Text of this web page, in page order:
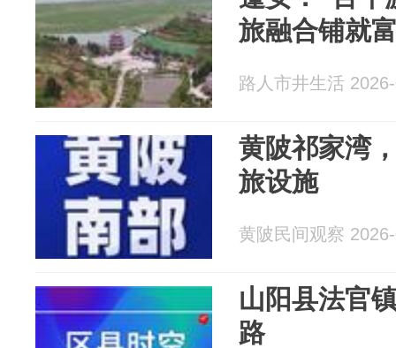
旅融合铺就
路人市井生活
黄陂祁家湾
旅设施
黄陂民间观察
山阳县法官
路